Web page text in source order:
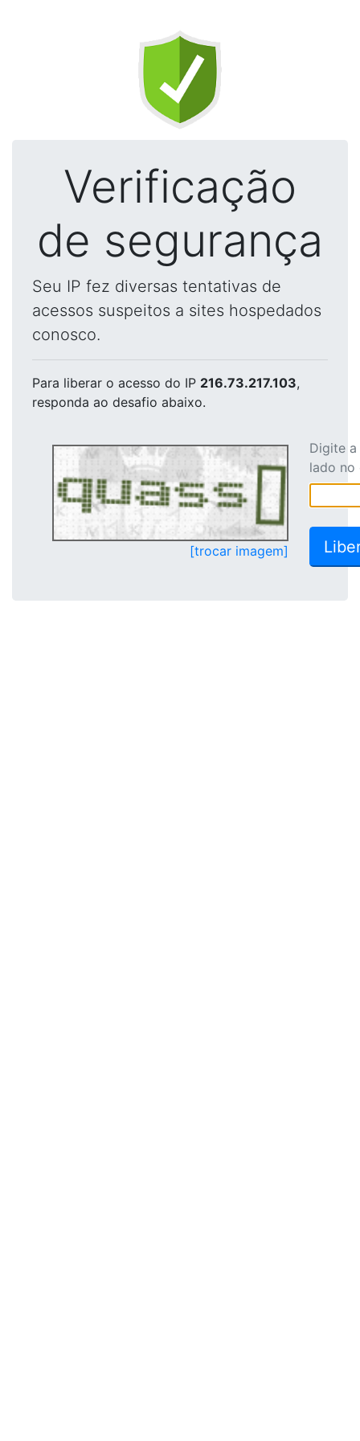
Verificação
de segurança
Seu IP fez diversas tentativas de
acessos suspeitos a sites hospedados
conosco.
Para liberar o acesso do IP 216.73.217.103,
responda ao desafio abaixo.
[trocar imagem]
Digite
lado no